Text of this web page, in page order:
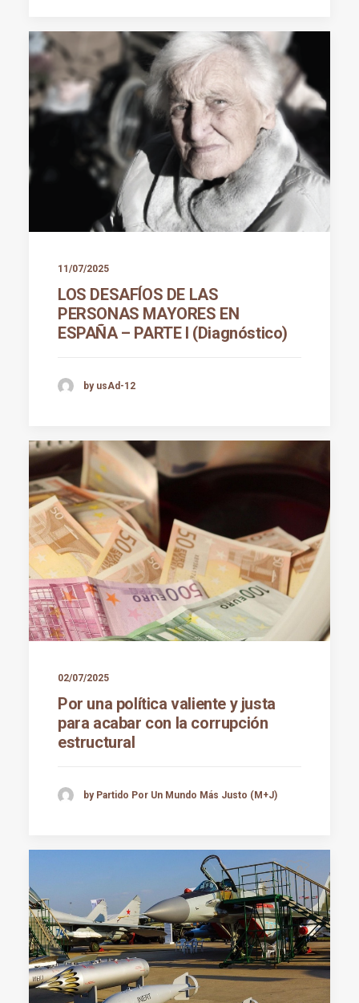
11/07/2025
LOS DESAFÍOS DE LAS
PERSONAS MAYORES EN
ESPAÑA – PARTE I (Diagnóstico)
by usAd-12
02/07/2025
Por una política valiente y justa
para acabar con la corrupción
estructural
by Partido Por Un Mundo Más Justo (M+J)